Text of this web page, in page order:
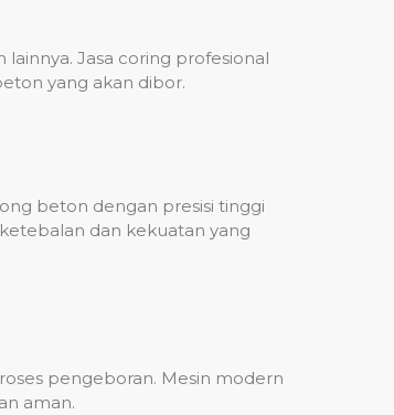
Jasa coring profesional
yang akan dibor.
beton dengan presisi tinggi
dan kekuatan yang
pengeboran. Mesin modern
aman.